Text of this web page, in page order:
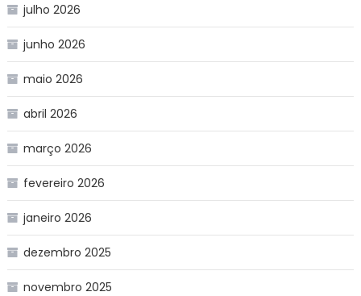
julho 2026
junho 2026
maio 2026
abril 2026
março 2026
fevereiro 2026
janeiro 2026
dezembro 2025
novembro 2025